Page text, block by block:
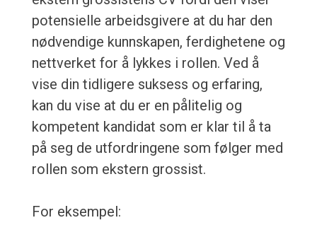
potensielle arbeidsgivere at du har den
nødvendige kunnskapen, ferdighetene og
nettverket for å lykkes i rollen. Ved å
vise din tidligere suksess og erfaring,
kan du vise at du er en pålitelig og
kompetent kandidat som er klar til å ta
på seg de utfordringene som følger med
rollen som ekstern grossist.
For eksempel: